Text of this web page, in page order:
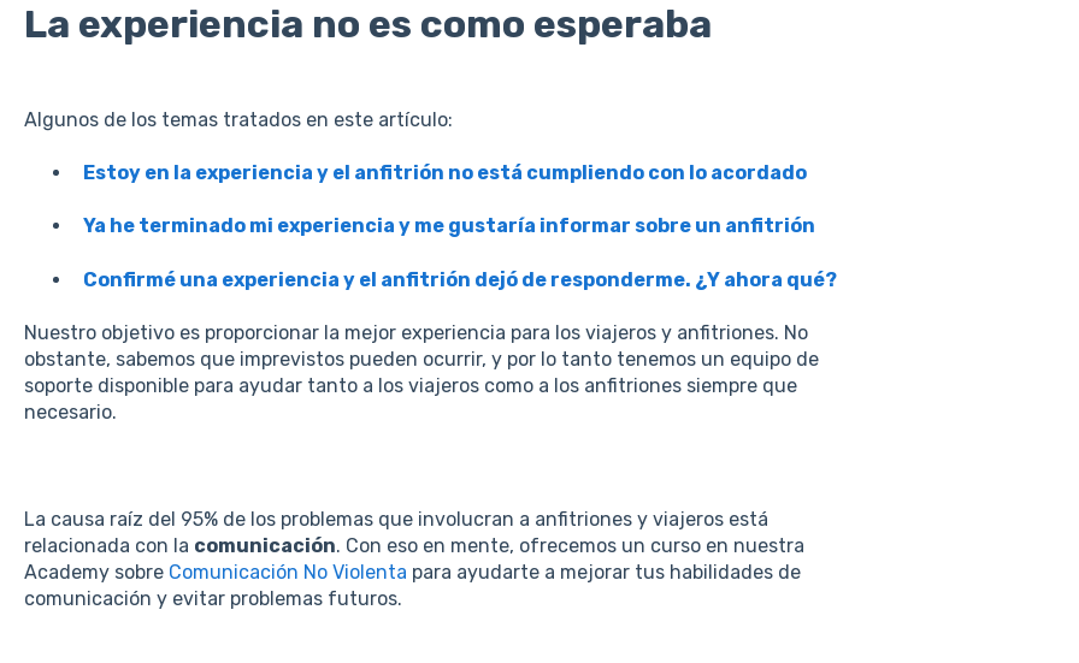
La experiencia no es como esperaba
Algunos de los temas tratados en este artículo:
Estoy en la experiencia y el anfitrión no está cumpliendo con lo acordado
Ya he terminado mi experiencia y me gustaría informar sobre un anfitrión
Confirmé una experiencia y el anfitrión dejó de responderme. ¿Y ahora qué?
Nuestro objetivo es proporcionar la mejor experiencia para los viajeros y anfitriones. No
obstante, sabemos que imprevistos pueden ocurrir, y por lo tanto tenemos un equipo de
soporte disponible para ayudar tanto a los viajeros como a los anfitriones siempre que
necesario.
La causa raíz del 95% de los problemas que involucran a anfitriones y viajeros está
relacionada con la comunicación. Con eso en mente, ofrecemos un curso en nuestra
Academy sobre Comunicación No Violenta para ayudarte a mejorar tus habilidades de
comunicación y evitar problemas futuros.